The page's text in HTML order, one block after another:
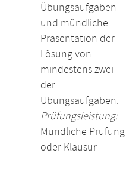
Übungsaufgaben
und mündliche
Präsentation der
Lösung von
mindestens zwei
der
Übungsaufgaben.
Prüfungsleistung:
Mündliche Prüfung
oder Klausur